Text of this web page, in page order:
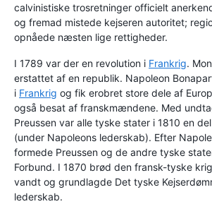
calvinistiske trosretninger officielt
og fremad mistede kejseren autoritet;
opnåede næsten lige rettigheder.
I 1789 var der en revolution i Frankrig.
erstattet af en republik. Napoleon
i Frankrig og fik erobret store dele af
også besat af franskmændene. Med
Preussen var alle tyske stater i 1810 en
(under Napoleons lederskab). Efter
formede Preussen og de andre tyske
Forbund. I 1870 brød den fransk-tyske
vandt og grundlagde Det tyske
lederskab.